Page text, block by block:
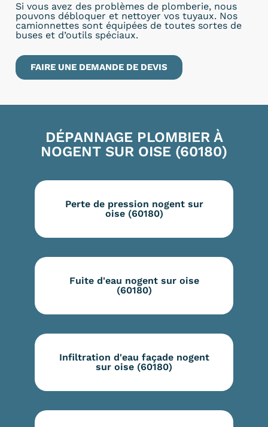
Si vous avez des problèmes de plomberie, nous
pouvons débloquer et nettoyer vos tuyaux. Nos
camionnettes sont équipées de toutes sortes de
buses et d’outils spéciaux.
FAIRE UNE DEMANDE DE DEVIS
DÉPANNAGE PLOMBIER À
NOGENT SUR OISE (60180)
Perte de pression nogent sur
oise (60180)
Fuite d'eau nogent sur oise
(60180)
Infiltration d'eau façade nogent
sur oise (60180)